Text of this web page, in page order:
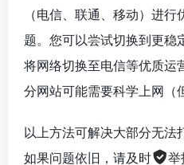
（电信、联通、移动）进
题。您可以尝试切换到更稳
将网络切换至电信等优质运
分网站可能需要科学上网（
以上方法可解决大部分无法
如果问题依旧，请及时
举